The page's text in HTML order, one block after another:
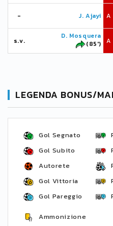
- J. Ajayi A
s.v.
D. Mosquera
(85')
A
LEGENDA BONUS/
Gol Segnato
Gol Subito
Autorete
Gol Vittoria
Gol Pareggio
Ammonizione